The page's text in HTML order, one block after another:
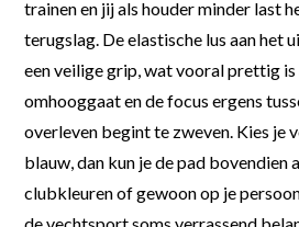
trainen en jij als houder minder last
terugslag. De elastische lus aan het
een veilige grip, wat vooral prettig is
omhooggaat en de focus ergens
overleven begint te zweven. Kies je
blauw, dan kun je de pad bovendien
clubkleuren of gewoon op je